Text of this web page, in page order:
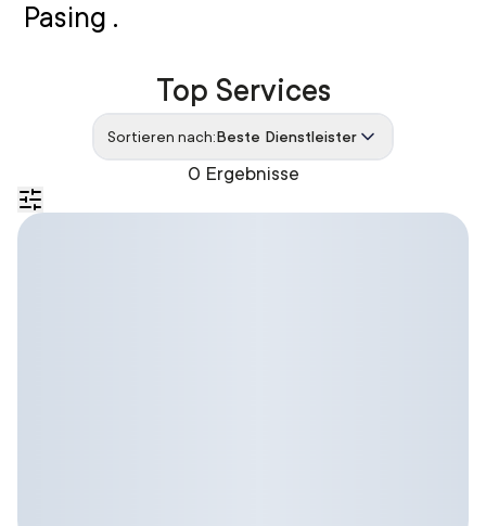
Pasing .
0 Ergebnisse
Top Services
Sortieren nach:Beste Dienstleister